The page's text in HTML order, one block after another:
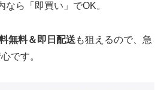
ら「即買い」でOK。
無料＆即日配送 も狙えるので、急
です。